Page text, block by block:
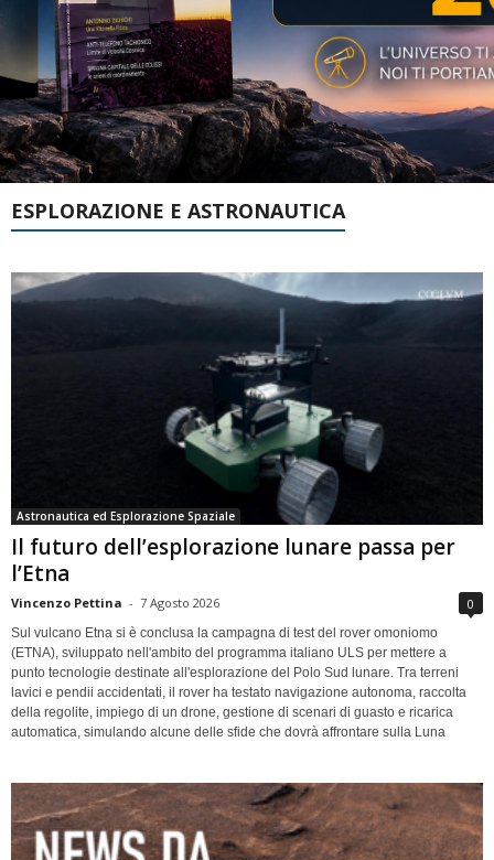
ESPLORAZIONE E ASTRONAUTICA
Astronautica ed Esplorazione Spaziale
Il futuro dell’esplorazione lunare passa per
l’Etna
Vincenzo Pettina - 7 Agosto 2026 0
Sul vulcano Etna si è conclusa la campagna di test del rover omoniomo
(ETNA), sviluppato nell'ambito del programma italiano ULS per mettere a
punto tecnologie destinate all'esplorazione del Polo Sud lunare. Tra terreni
lavici e pendii accidentati, il rover ha testato navigazione autonoma, raccolta
della regolite, impiego di un drone, gestione di scenari di guasto e ricarica
automatica, simulando alcune delle sfide che dovrà affrontare sulla Luna